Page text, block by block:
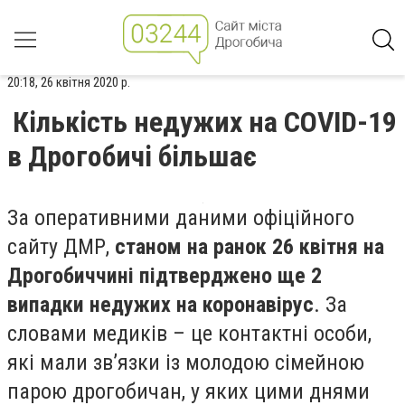
20:18, 26 квітня 2020 р.
Кількість недужих на COVID-19
в Дрогобичі більшає
За оперативними даними офіційного
сайту ДМР, станом на ранок 26 квітня на
Дрогобиччині підтверджено ще 2
випадки недужих на коронавірус. За
словами медиків – це контактні особи,
які мали зв’язки із молодою сімейною
парою дрогобичан, у яких цими днями